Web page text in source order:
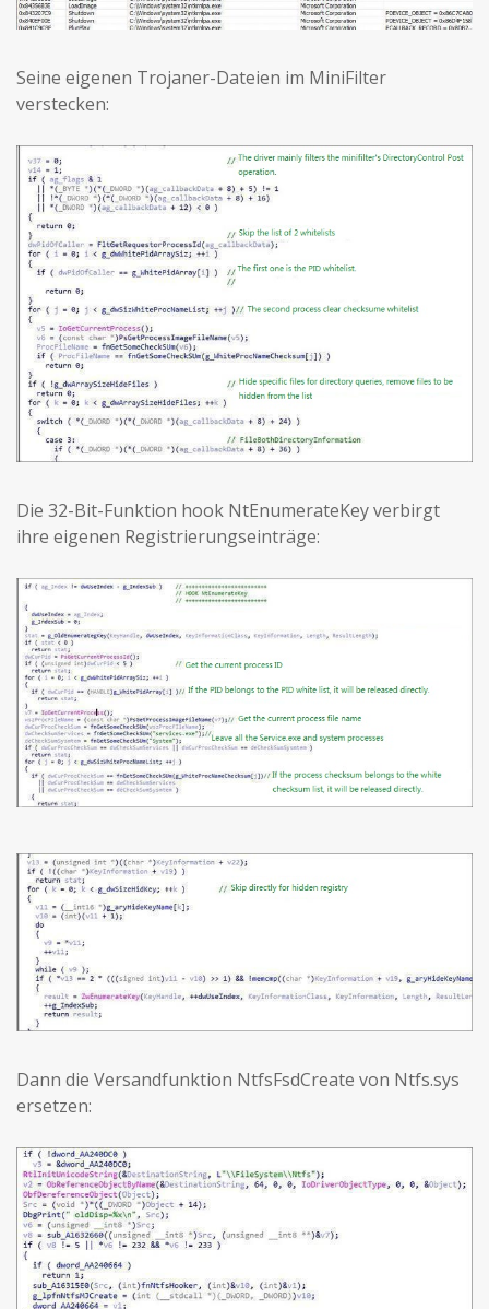
Seine eigenen Trojaner-Dateien im MiniFilter
verstecken:
Die 32-Bit-Funktion hook NtEnumerateKey verbirgt
ihre eigenen Registrierungseinträge:
Dann die Versandfunktion NtfsFsdCreate von Ntfs.sys
ersetzen: